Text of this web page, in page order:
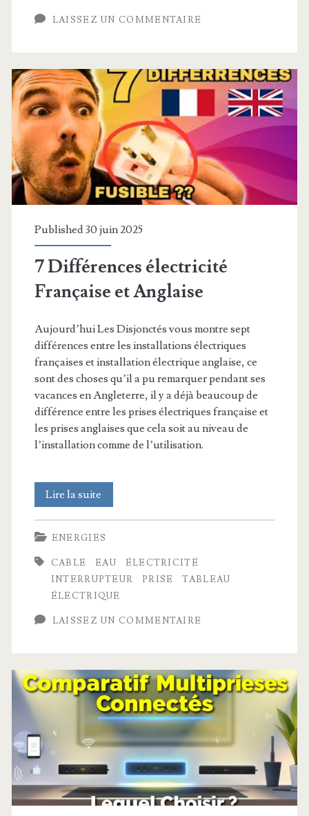
connectées
(Débutez
la
domotique)
LAISSEZ UN COMMENTAIRE
Published 30 juin 2025
7 Différences électricité
Française et Anglaise
Aujourd’hui Les Disjonctés vous montre sept
différences entre les installations électriques
françaises et installation électrique anglaise, ce
sont des choses qu’il a pu remarquer pendant ses
vacances en Angleterre, il y a déjà beaucoup de
différence entre les prises électriques française et
les prises anglaises que cela soit au niveau de
l’installation comme de l’utilisation.
Lire la suite
Différences
électricité
Française
et
Anglaise
ENERGIES
CABLE EAU
ÉLECTRICITÉ
INTERRUPTEUR
PRISE
TABLEAU
ÉLECTRIQUE
LAISSEZ UN COMMENTAIRE